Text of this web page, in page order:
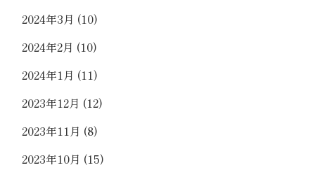
2024年3月 (10)
2024年2月 (10)
2024年1月 (11)
2023年12月 (12)
2023年11月 (8)
2023年10月 (15)